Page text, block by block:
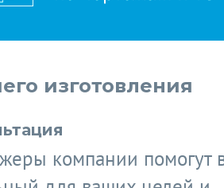
изготовления
компании помогут